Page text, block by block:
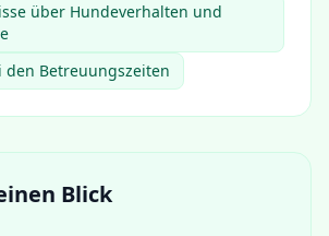
über Hundeverhalten und
den Betreuungszeiten
Blick